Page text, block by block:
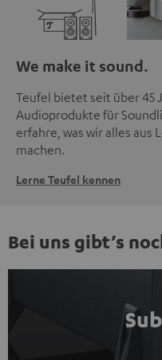
We make it sound.
Teufel bietet seit über 45
Audioprodukte für
erfahre, was wir alles aus
machen.
Lerne Teufel kennen
Bei uns gibt’s